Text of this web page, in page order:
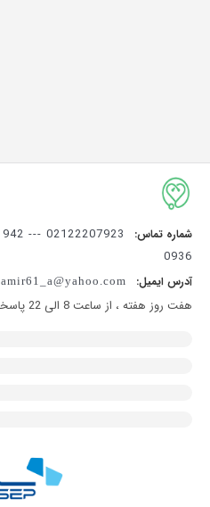
شماره تماس:
0936
آدرس ایمیل: amir61_a@yahoo.com
هفت روز هفته ، از ساعت 8 الی 22 پاسخگوی شما هستیم.